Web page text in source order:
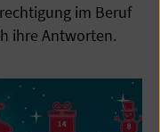
im Beruf
ihre Antworten.